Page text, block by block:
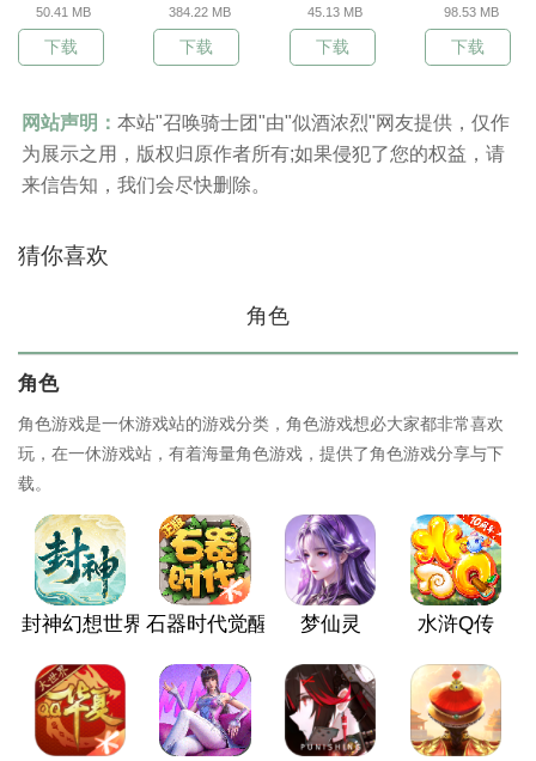
50.41 MB
下载
384.22 MB
下载
45.13 MB
下载
98.53 MB
下载
网站声明： 本站"召唤骑士团"由"似酒浓烈"网友提供，仅作
为展示之用，版权归原作者所有;如果侵犯了您的权益，请
来信告知，我们会尽快删除。
猜你喜欢
角色
角色
角色游戏是一休游戏站的游戏分类，角色游戏想必大家都非常喜欢
玩，在一休游戏站，有着海量角色游戏，提供了角色游戏分享与下
载。
封神幻想世界 石器时代觉醒 梦仙灵 水浒Q传